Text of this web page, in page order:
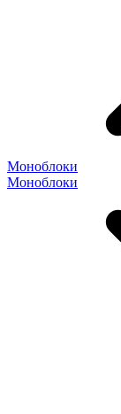
Моноблоки
Моноблоки